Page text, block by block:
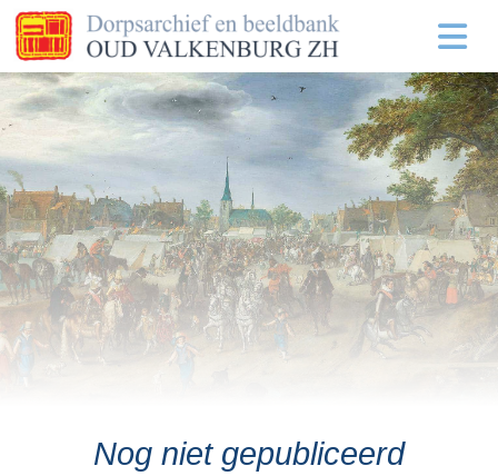
Nog niet gepubliceerd